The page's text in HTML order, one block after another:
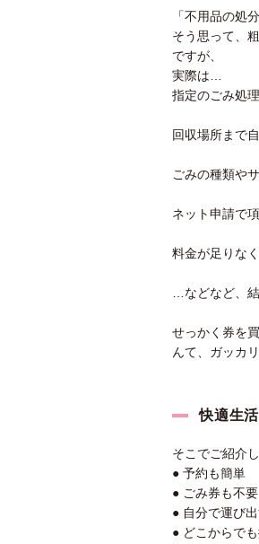
「不用品の処
そう思って、
ですが、
実際は…
指定のごみ処
回収場所まで
ごみの種類や
ネット申請で
料金が足りな
…などなど、
せっかく券を
んて、ガッカ
快適生
そこでご紹介
● 予約も簡単
● ごみ券も不要
● 自分で運び
● どこからで